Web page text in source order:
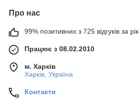
Про нас
99% позитивних з 725 відгуків за рік
Працює з 08.02.2010
м. Харків
Харків, Україна
Контакти